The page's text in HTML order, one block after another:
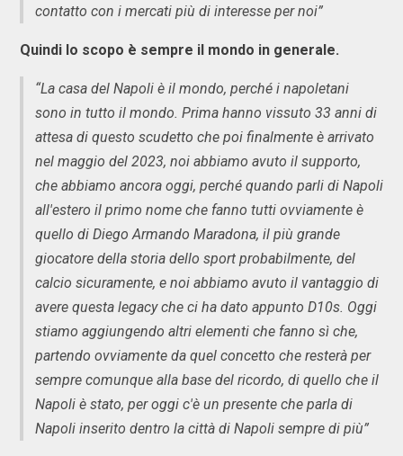
contatto con i mercati più di interesse per noi”
Quindi lo scopo è sempre il mondo in generale.
“La casa del Napoli è il mondo, perché i napoletani
sono in tutto il mondo. Prima hanno vissuto 33 anni di
attesa di questo scudetto che poi finalmente è arrivato
nel maggio del 2023, noi abbiamo avuto il supporto,
che abbiamo ancora oggi, perché quando parli di Napoli
all'estero il primo nome che fanno tutti ovviamente è
quello di Diego Armando Maradona, il più grande
giocatore della storia dello sport probabilmente, del
calcio sicuramente, e noi abbiamo avuto il vantaggio di
avere questa legacy che ci ha dato appunto D10s. Oggi
stiamo aggiungendo altri elementi che fanno sì che,
partendo ovviamente da quel concetto che resterà per
sempre comunque alla base del ricordo, di quello che il
Napoli è stato, per oggi c'è un presente che parla di
Napoli inserito dentro la città di Napoli sempre di più”